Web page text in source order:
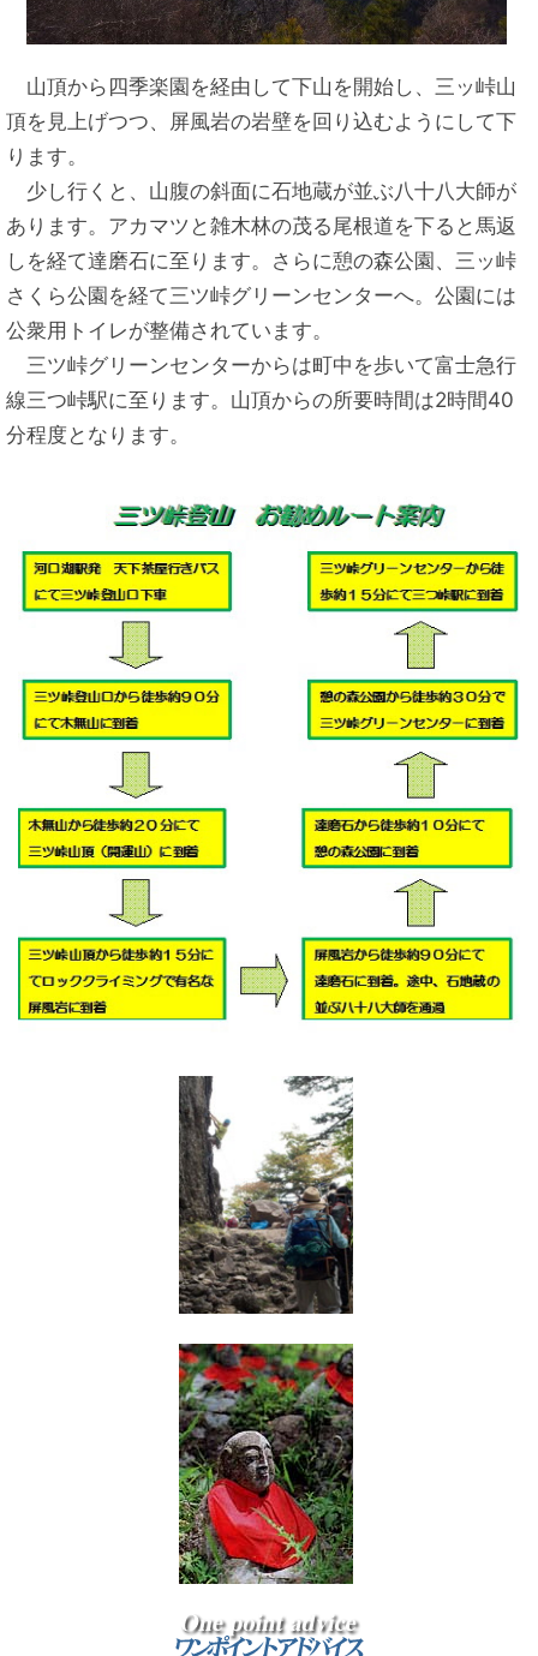
山頂から四季楽園を経由して下山を開始し、三ッ峠山
頂を見上げつつ、屏風岩の岩壁を回り込むようにして下
ります。
少し行くと、山腹の斜面に石地蔵が並ぶ八十八大師が
あります。アカマツと雑木林の茂る尾根道を下ると馬返
しを経て達磨石に至ります。さらに憩の森公園、三ッ峠
さくら公園を経て三ツ峠グリーンセンターへ。公園には
公衆用トイレが整備されています。
三ツ峠グリーンセンターからは町中を歩いて富士急行
線三つ峠駅に至ります。山頂からの所要時間は2時間40
分程度となります。